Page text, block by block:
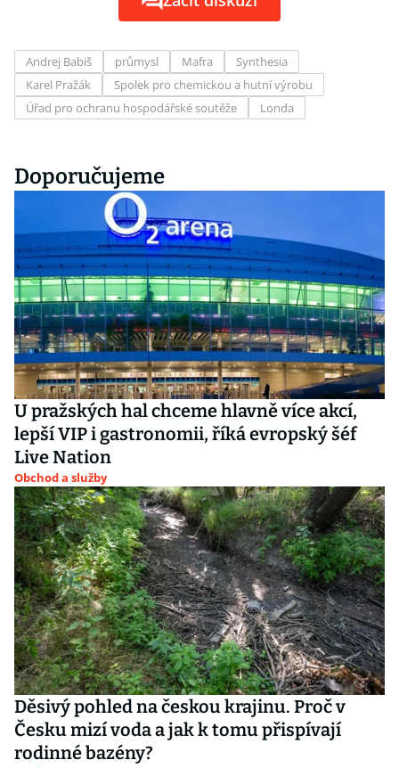
Andrej Babiš průmysl Mafra
Synthesia
Karel Pražák
Spolek pro chemickou a hutní výrobu
Úřad pro ochranu hospodářské soutěže
Londa
Doporučujeme
U pražských hal chceme hlavně více akcí,
lepší VIP i gastronomii, říká evropský šéf
Live Nation
Obchod a služby
Děsivý pohled na českou krajinu. Proč v
Česku mizí voda a jak k tomu přispívají
rodinné bazény?